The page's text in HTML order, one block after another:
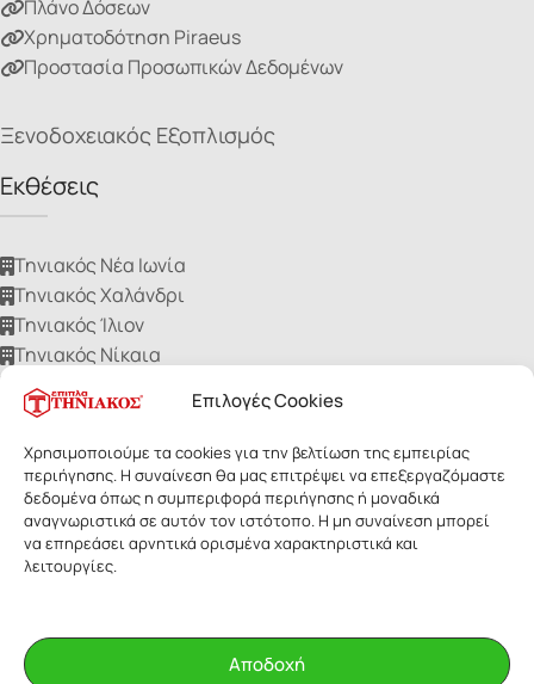
Επιλογές Cookies
Χρησιμοποιούμε τα cookies για την βελτίωση της εμπειρίας
περιήγησης. Η συναίνεση θα μας επιτρέψει να επεξεργαζόμαστε
δεδομένα όπως η συμπεριφορά περιήγησης ή μοναδικά
αναγνωριστικά σε αυτόν τον ιστότοπο. Η μη συναίνεση μπορεί
να επηρεάσει αρνητικά ορισμένα χαρακτηριστικά και
λειτουργίες.
Αποδοχή
Πλάνο Δόσεων
Χρηματοδότηση Piraeus
Προστασία Προσωπικών Δεδομένων
Ξενοδοχειακός Εξοπλισμός
Εκθέσεις
Τηνιακός Νέα Ιωνία
Τηνιακός Χαλάνδρι
Τηνιακός Ίλιον
Τηνιακός Νίκαια
Τηνιακός Ηλιούπολη
ΕΠΙΠΛΑ ΤΗΝΙΑΚΟΣ
- Με επιφύλαξη παντός δικαιώματος. Οι
εικόνες των προϊόντων ανήκουν αποκλειστικά στην Τηνιακός Α.Ε.